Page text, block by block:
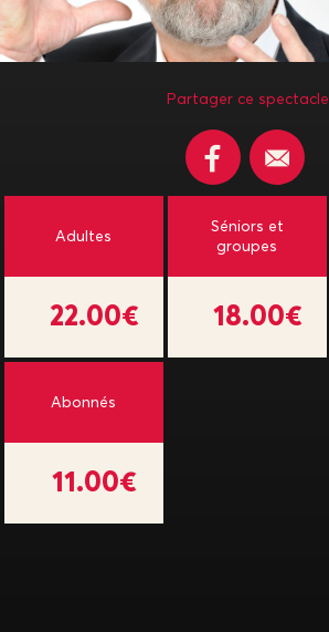
Partager ce spectacle
Adultes
22.00€
Séniors et
groupes
18.00€
Abonnés
11.00€